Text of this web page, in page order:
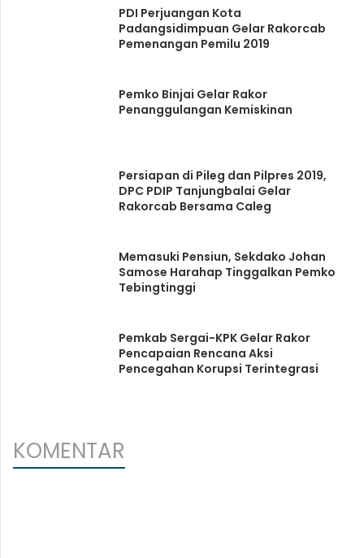
PDI Perjuangan Kota
Padangsidimpuan Gelar Rakorcab
Pemenangan Pemilu 2019
Pemko Binjai Gelar Rakor
Penanggulangan Kemiskinan
Persiapan di Pileg dan Pilpres 2019,
DPC PDIP Tanjungbalai Gelar
Rakorcab Bersama Caleg
Memasuki Pensiun, Sekdako Johan
Samose Harahap Tinggalkan Pemko
Tebingtinggi
Pemkab Sergai-KPK Gelar Rakor
Pencapaian Rencana Aksi
Pencegahan Korupsi Terintegrasi
KOMENTAR